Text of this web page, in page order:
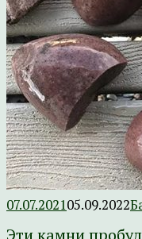
07.07.202105.09.2022